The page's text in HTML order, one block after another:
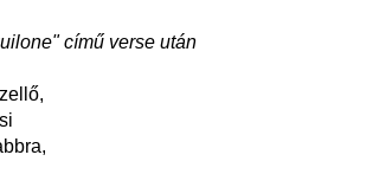
című verse után